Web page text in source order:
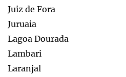
Juiz de Fora
Juruaia
Lagoa Dourada
Lambari
Laranjal